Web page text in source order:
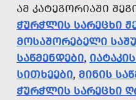
ᲐᲛ ᲙᲐᲢᲔᲒᲝᲠᲘᲐᲨᲘ
ᲭᲣᲠᲭᲚᲘᲡ ᲡᲐᲠᲔᲪᲮᲘ
ᲛᲝᲡᲐᲨᲝᲠᲔᲑᲔᲚᲘ
ᲡᲐᲬᲛᲔᲜᲓᲔᲑᲘ,
ᲡᲘᲗᲮᲔᲔᲑᲘ, ᲛᲘᲜᲘᲡ
ᲭᲣᲠᲭᲚᲘᲡ ᲡᲐᲠᲔᲪᲮᲘ